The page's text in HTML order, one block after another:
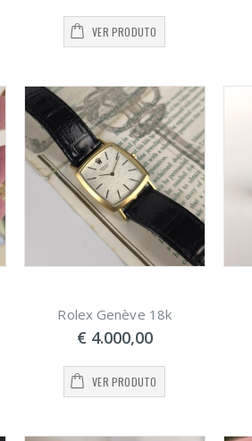
VER PRODUTO
Rolex Genève 18k
€ 4.000,00
VER PRODUTO